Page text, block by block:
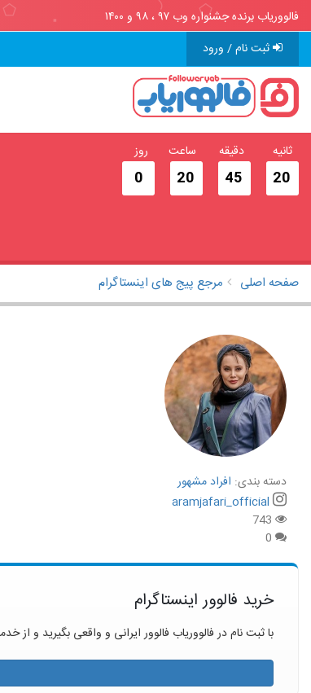
فالووریاب برنده جشنواره وب ۹۷ ، ۹۸ و ۱۴۰۰
ثبت نام / ورود
19
ثانیه
45
دقیقه
20
ساعت
0
روز
صفحه اصلی مرجع پیج های اینستاگرام
دسته بندی: افراد مشهور
aramjafari_official
خرید فالوور اینستاگرام
با ثبت نام در فالووریاب فالوور ایرانی و واقعی بگیرید و از